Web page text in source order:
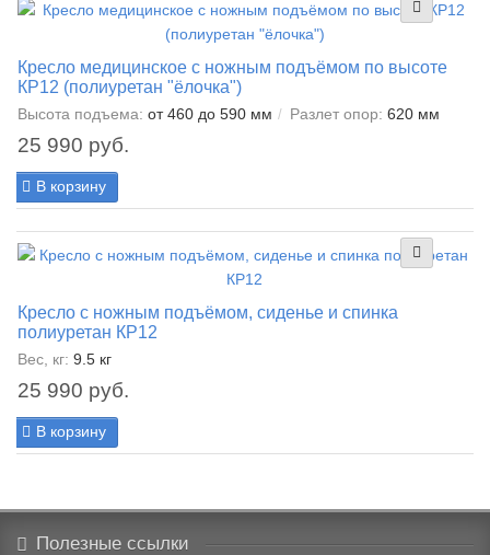
Кресло медицинское с ножным подъёмом по высоте
КР12 (полиуретан "ёлочка")
Высота подъема: от 460 до 590 мм Разлет опор: 620 мм
25 990 руб.
В корзину
Кресло с ножным подъёмом, сиденье и спинка
полиуретан КР12
Вес, кг: 9.5 кг
25 990 руб.
В корзину
Полезные ссылки